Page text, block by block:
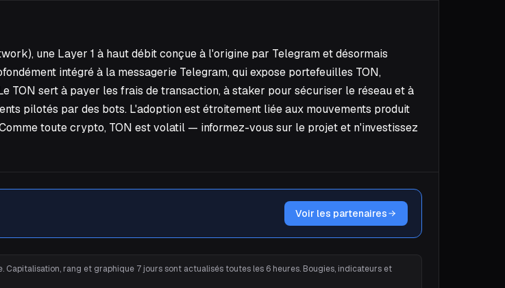
une Layer 1 à haut débit conçue à l'origine par Telegram et désormais
intégré à la messagerie Telegram, qui expose portefeuilles TON,
TON sert à payer les frais de transaction, à staker pour sécuriser le réseau et à
pilotés par des bots. L'adoption est étroitement liée aux mouvements produit
toute crypto, TON est volatil — informez-vous sur le projet et n'investissez
Voir les partenaires
rang et graphique 7 jours sont actualisés toutes les 6 heures. Bougies, indicateurs et